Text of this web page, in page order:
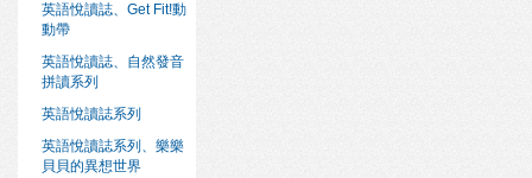
英語悅讀誌、Get Fit!動
動帶
英語悅讀誌、自然發音
拼讀系列
英語悅讀誌系列
英語悅讀誌系列、樂樂
貝貝的異想世界